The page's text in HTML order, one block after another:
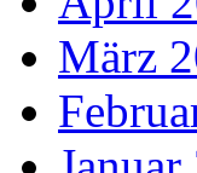
März